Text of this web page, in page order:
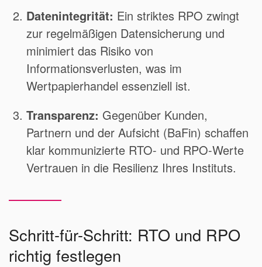
Datenintegrität: Ein striktes RPO zwingt
zur regelmäßigen Datensicherung und
minimiert das Risiko von
Informationsverlusten, was im
Wertpapierhandel essenziell ist.
Transparenz: Gegenüber Kunden,
Partnern und der Aufsicht (BaFin) schaffen
klar kommunizierte RTO- und RPO-Werte
Vertrauen in die Resilienz Ihres Instituts.
Schritt-für-Schritt: RTO und RPO
richtig festlegen